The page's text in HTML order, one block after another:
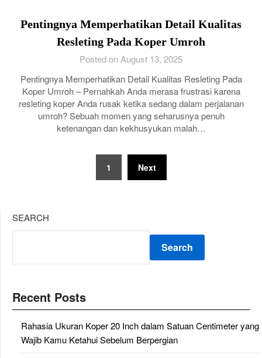
Pentingnya Memperhatikan Detail Kualitas
Resleting Pada Koper Umroh
Posted on August 13, 2025
Pentingnya Memperhatikan Detail Kualitas Resleting Pada
Koper Umroh – Pernahkah Anda merasa frustrasi karena
resleting koper Anda rusak ketika sedang dalam perjalanan
umroh? Sebuah momen yang seharusnya penuh
ketenangan dan kekhusyukan malah…
1 Next
SEARCH
Search
Recent Posts
Rahasia Ukuran Koper 20 Inch dalam Satuan Centimeter yang
Wajib Kamu Ketahui Sebelum Berpergian